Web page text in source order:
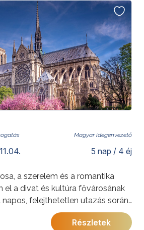
Magyar idegenvezető
5 nap / 4 éj
a szerelem és a romantika
el a divat és kultúra fővárosának
felejthetetlen utazás során.
szépségei és nyüzsgő
egyedülállóvá ezt a különleges
Részletek